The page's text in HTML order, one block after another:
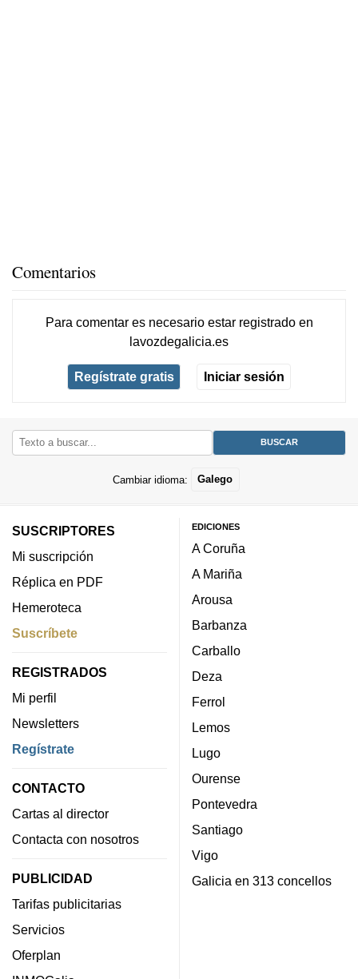
Comentarios
Para comentar es necesario estar registradoen
lavozdegalicia.es
Regístrate gratis Iniciar sesión
Cambiar idioma: Galego
SUSCRIPTORES
Mi suscripción
Réplica en PDF
Hemeroteca
Suscríbete
REGISTRADOS
Mi perfil
Newsletters
Regístrate
CONTACTO
Cartas al director
Contacta con nosotros
PUBLICIDAD
Tarifas publicitarias
Servicios
Oferplan
EDICIONES
A Coruña
A Mariña
Arousa
Barbanza
Carballo
Deza
Ferrol
Lemos
Lugo
Ourense
Pontevedra
Santiago
Vigo
Galicia en 313 concellos